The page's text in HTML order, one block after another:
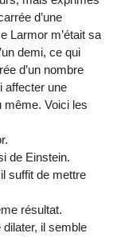
d’une
Larmor m’était sa
demi, ce qui
d’un nombre
affecter une
même. Voici les
de Einstein.
suffit de mettre
résultat.
il semble